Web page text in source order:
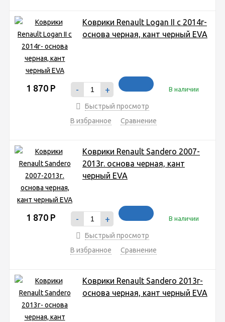
Коврики Renault Logan II c 2014г-
основа черная, кант черный EVA
1 870 Р - + В наличии
Быстрый просмотр
В избранное
Сравнение
Коврики Renault Sandero 2007-
2013г. основа черная, кант
черный EVA
1 870 Р - + В наличии
Быстрый просмотр
В избранное
Сравнение
Коврики Renault Sandero 2013г-
основа черная, кант черный EVA